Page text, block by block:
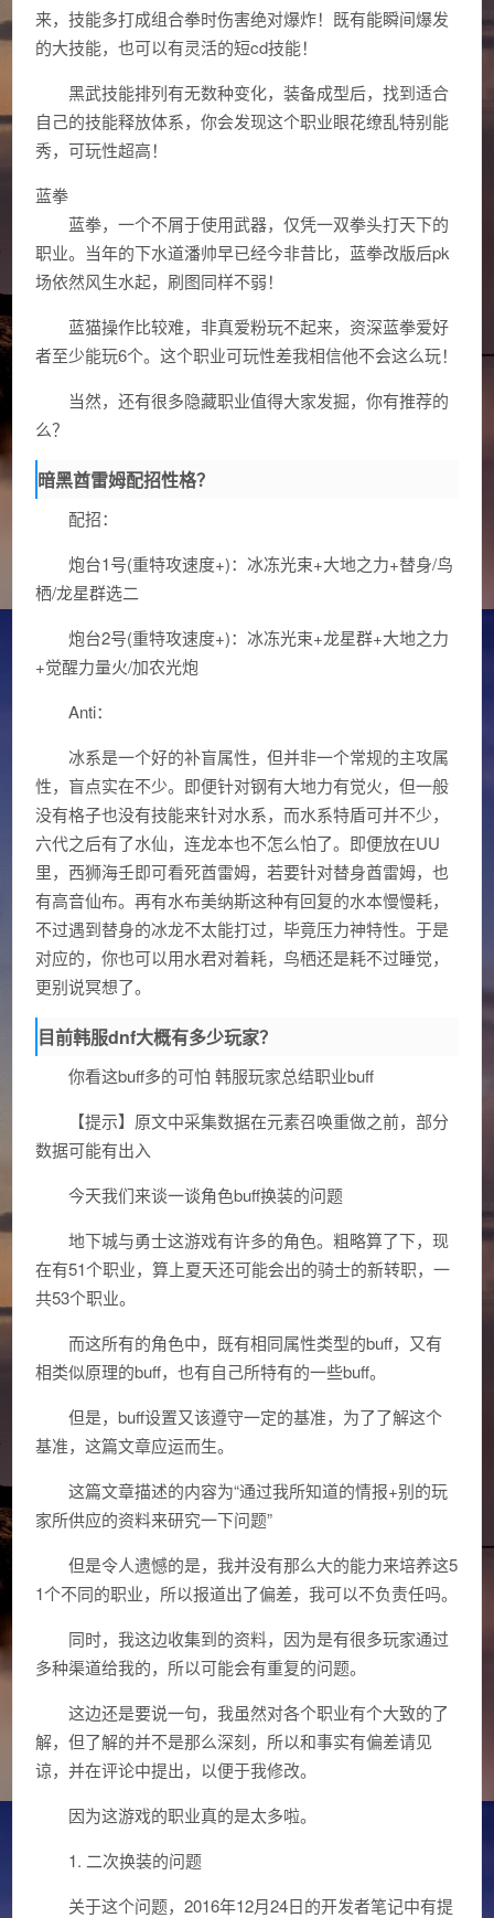
来，技能多打成组合拳时伤害绝对爆炸！既有能瞬间爆发
的大技能，也可以有灵活的短cd技能！
黑武技能排列有无数种变化，装备成型后，找到适合
自己的技能释放体系，你会发现这个职业眼花缭乱特别能
秀，可玩性超高！
蓝拳
蓝拳，一个不屑于使用武器，仅凭一双拳头打天下的
职业。当年的下水道潘帅早已经今非昔比，蓝拳改版后pk
场依然风生水起，刷图同样不弱！
蓝猫操作比较难，非真爱粉玩不起来，资深蓝拳爱好
者至少能玩6个。这个职业可玩性差我相信他不会这么玩！
当然，还有很多隐藏职业值得大家发掘，你有推荐的
么？
暗黑酋雷姆配招性格？
配招：
炮台1号(重特攻速度+)：冰冻光束+大地之力+替身/鸟
栖/龙星群选二
炮台2号(重特攻速度+)：冰冻光束+龙星群+大地之力
+觉醒力量火/加农光炮
Anti：
冰系是一个好的补盲属性，但并非一个常规的主攻属
性，盲点实在不少。即便针对钢有大地力有觉火，但一般
没有格子也没有技能来针对水系，而水系特盾可并不少，
六代之后有了水仙，连龙本也不怎么怕了。即便放在UU
里，西狮海壬即可看死酋雷姆，若要针对替身酋雷姆，也
有高音仙布。再有水布美纳斯这种有回复的水本慢慢耗，
不过遇到替身的冰龙不太能打过，毕竟压力神特性。于是
对应的，你也可以用水君对着耗，鸟栖还是耗不过睡觉，
更别说冥想了。
目前韩服dnf大概有多少玩家？
你看这buff多的可怕 韩服玩家总结职业buff
【提示】原文中采集数据在元素召唤重做之前，部分
数据可能有出入
今天我们来谈一谈角色buff换装的问题
地下城与勇士这游戏有许多的角色。粗略算了下，现
在有51个职业，算上夏天还可能会出的骑士的新转职，一
共53个职业。
而这所有的角色中，既有相同属性类型的buff，又有
相类似原理的buff，也有自己所特有的一些buff。
但是，buff设置又该遵守一定的基准，为了了解这个
基准，这篇文章应运而生。
这篇文章描述的内容为“通过我所知道的情报+别的玩
家所供应的资料来研究一下问题”
但是令人遗憾的是，我并没有那么大的能力来培养这5
1个不同的职业，所以报道出了偏差，我可以不负责任吗。
同时，我这边收集到的资料，因为是有很多玩家通过
多种渠道给我的，所以可能会有重复的问题。
这边还是要说一句，我虽然对各个职业有个大致的了
解，但了解的并不是那么深刻，所以和事实有偏差请见
谅，并在评论中提出，以便于我修改。
因为这游戏的职业真的是太多啦。
1. 二次换装的问题
关于这个问题，2016年12月24日的开发者笔记中有提